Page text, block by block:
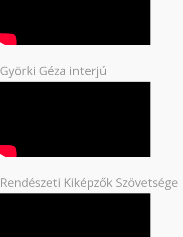
Györki Géza interjú
Rendészeti Kiképzők Szövetsége